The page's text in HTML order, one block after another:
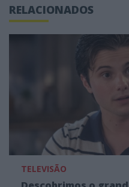
RELACIONADOS
TELEVISÃO